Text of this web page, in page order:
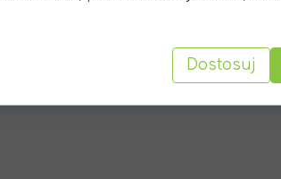
Białe Ogrody
Dostosuj